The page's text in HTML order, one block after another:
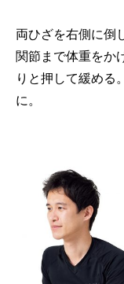
両ひざを右側に倒
関節まで体重をか
りと押して緩める
に。